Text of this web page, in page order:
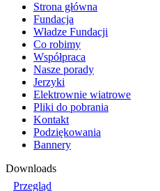
Strona główna
Fundacja
Władze Fundacji
Co robimy
Współpraca
Nasze porady
Jerzyki
Elektrownie wiatrowe
Pliki do pobrania
Kontakt
Podziękowania
Bannery
Downloads
Przegląd